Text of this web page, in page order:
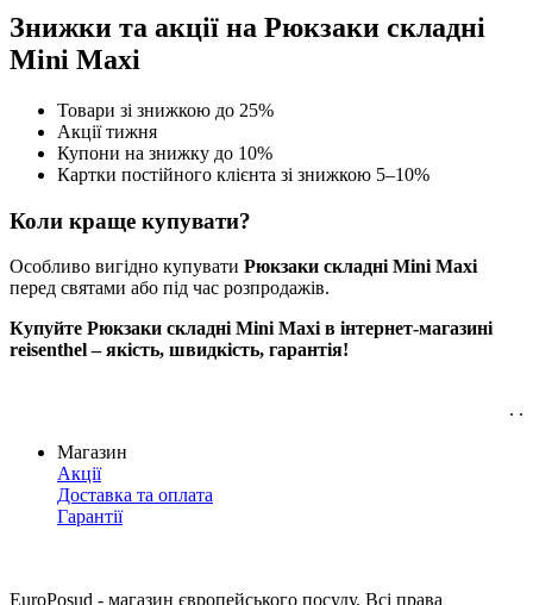
Знижки та акції на Рюкзаки складні
Mini Maxi
Товари зі знижкою до 25%
Акції тижня
Купони на знижку до 10%
Картки постійного клієнта зі знижкою 5–10%
Коли краще купувати?
Особливо вигідно купувати Рюкзаки складні Mini Maxi
перед святами або під час розпродажів.
Купуйте Рюкзаки складні Mini Maxi в інтернет-магазині
reisenthel – якість, швидкість, гарантія!
. .
Магазин
Акції
Доставка та оплата
Гарантії
EuroPosud - магазин європейського посуду. Всі права